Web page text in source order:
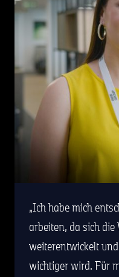
Ich habe mich
arbeiten, da sich die
weiterentwickelt
wichtiger wird. Für